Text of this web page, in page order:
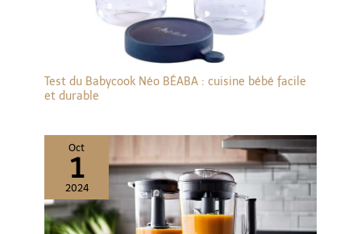
Test du Babycook Néo BÉABA : cuisine bébé facile
et durable
Oct
1
2024